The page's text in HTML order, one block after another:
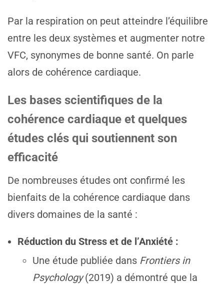
Par la respiration on peut atteindre l’équilibre
entre les deux systèmes et augmenter notre
VFC, synonymes de bonne santé. On parle
alors de cohérence cardiaque.
Les bases scientifiques de la
cohérence cardiaque et quelques
études clés qui soutiennent son
efficacité
De nombreuses études ont confirmé les
bienfaits de la cohérence cardiaque dans
divers domaines de la santé :
Réduction du Stress et de l’Anxiété :
Une étude publiée dans Frontiers in
Psychology(2019) a démontré que la